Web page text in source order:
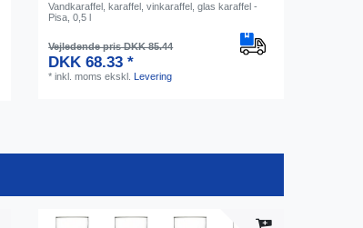
Vandkaraffel, karaffel, vinkaraffel, glas karaffel -
Pisa, 0,5 l
Vejledende pris DKK 85.44
DKK 68.33 *
*inkl. moms ekskl. Levering